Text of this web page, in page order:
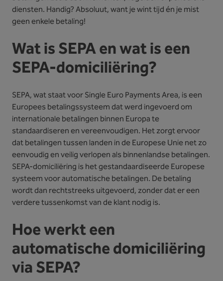
diensten. Handig? Absoluut, want je wint tijd én je mist
geen enkele betaling!
Wat is SEPA en wat is een
SEPA-domiciliëring?
SEPA, wat staat voor Single Euro Payments Area, is een
Europees betalingssysteem dat werd ingevoerd om
internationale betalingen binnen Europa te
standaardiseren en vereenvoudigen. Het zorgt ervoor
dat betalingen tussen landen in de Europese Unie net zo
eenvoudig en veilig verlopen als binnenlandse betalingen.
SEPA-domiciliëring is het gestandaardiseerde Europese
systeem voor automatische betalingen. De betaling
wordt dan rechtstreeks uitgevoerd, zonder dat er een
verdere tussenkomst van de klant nodig is.
Hoe werkt een
automatische domiciliëring
via SEPA?